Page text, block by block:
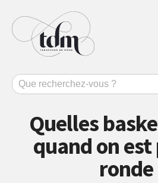
Quelles
quand on
ronde